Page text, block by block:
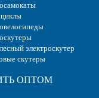
электроскутер
скутеры
ОПТОМ